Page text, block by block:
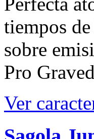
tiempos
sobre
Pro
Ver